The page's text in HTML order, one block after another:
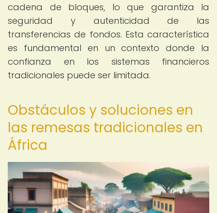
cadena de bloques, lo que garantiza la
seguridad y autenticidad de las
transferencias de fondos. Esta característica
es fundamental en un contexto donde la
confianza en los sistemas financieros
tradicionales puede ser limitada.
Obstáculos y soluciones en
las remesas tradicionales en
África